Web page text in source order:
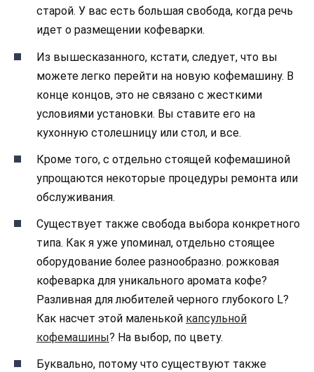
старой. У вас есть большая свобода, когда речь
идет о размещении кофеварки.
Из вышесказанного, кстати, следует, что вы
можете легко перейти на новую кофемашину. В
конце концов, это не связано с жесткими
условиями установки. Вы ставите его на
кухонную столешницу или стол, и все.
Кроме того, с отдельно стоящей кофемашиной
упрощаются некоторые процедуры ремонта или
обслуживания.
Существует также свобода выбора конкретного
типа. Как я уже упоминал, отдельно стоящее
оборудование более разнообразно. рожковая
кофеварка для уникального аромата кофе?
Разливная для любителей черного глубокого L?
Как насчет этой маленькой капсульной
кофемашины? На выбор, по цвету.
Буквально, потому что существуют также